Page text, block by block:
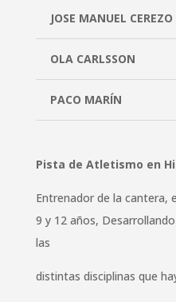
JOSE MANUEL CEREZO
OLA CARLSSON
PACO MARÍN
Pista de Atletismo en
Entrenador de la cantera,
9 y 12 años,
las
distintas disciplinas que